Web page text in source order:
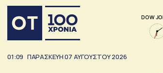
DOW
01:09 ΠΑΡΑΣΚΕΥΗ07 ΑΥΓΟΥΣΤΟΥ2026